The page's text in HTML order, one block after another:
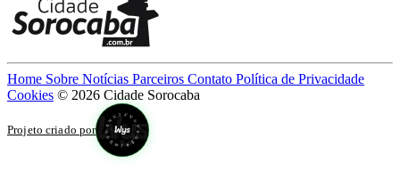
Home Sobre Notícias Parceiros Contato Política de Privacidade
Cookies © 2026 Cidade Sorocaba
Projeto criado por